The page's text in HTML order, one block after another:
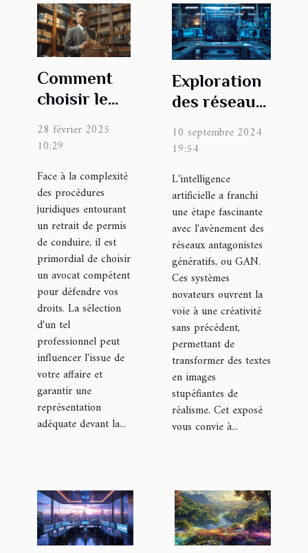
Comment
choisir le
avocat pour
un retrait
de permis ?
28 février 2025
10:29
Face à la complexité
des procédures
juridiques entourant
un retrait de permis
de conduire, il est
primordial de choisir
un avocat compétent
pour défendre vos
droits. La sélection
d'un tel
professionnel peut
influencer l'issue de
votre affaire et
garantir une
représentation
adéquate devant la...
Exploration
des réseaux
Transformer
images
réalistes
10 septembre 2024
19:54
L'intelligence
artificielle a franchi
une étape fascinante
avec l'avènement des
réseaux antagonistes
génératifs, ou GAN.
Ces systèmes
novateurs ouvrent la
voie à une créativité
sans précédent,
permettant de
transformer des textes
en images
stupéfiantes de
réalisme. Cet exposé
vous convie à...